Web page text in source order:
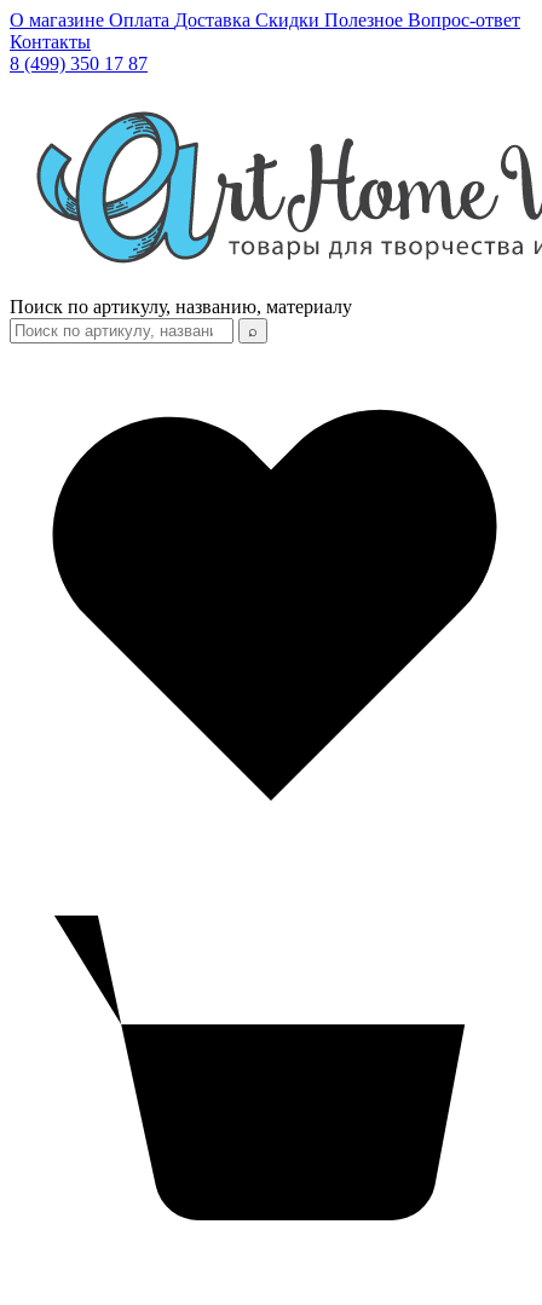
О магазине Оплата Доставка Скидки Полезное Вопрос-ответ
Контакты
8 (499) 350 17 87
Поиск по артикулу, названию, материалу
⌕